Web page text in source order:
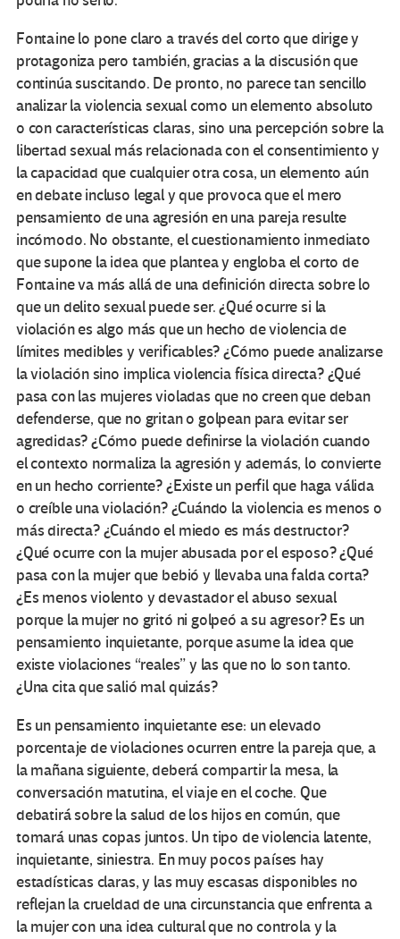
Fontaine lo pone claro a través del corto que dirige y
protagoniza pero también, gracias a la discusión que
continúa suscitando. De pronto, no parece tan sencillo
analizar la violencia sexual como un elemento absoluto
o con características claras, sino una percepción sobre la
libertad sexual más relacionada con el consentimiento y
la capacidad que cualquier otra cosa, un elemento aún
en debate incluso legal y que provoca que el mero
pensamiento de una agresión en una pareja resulte
incómodo. No obstante, el cuestionamiento inmediato
que supone la idea que plantea y engloba el corto de
Fontaine va más allá de una definición directa sobre lo
que un delito sexual puede ser. ¿Qué ocurre si la
violación es algo más que un hecho de violencia de
límites medibles y verificables? ¿Cómo puede analizarse
la violación sino implica violencia física directa? ¿Qué
pasa con las mujeres violadas que no creen que deban
defenderse, que no gritan o golpean para evitar ser
agredidas? ¿Cómo puede definirse la violación cuando
el contexto normaliza la agresión y además, lo convierte
en un hecho corriente? ¿Existe un perfil que haga válida
o creíble una violación? ¿Cuándo la violencia es menos o
más directa? ¿Cuándo el miedo es más destructor?
¿Qué ocurre con la mujer abusada por el esposo? ¿Qué
pasa con la mujer que bebió y llevaba una falda corta?
¿Es menos violento y devastador el abuso sexual
porque la mujer no gritó ni golpeó a su agresor? Es un
pensamiento inquietante, porque asume la idea que
existe violaciones “reales” y las que no lo son tanto.
¿Una cita que salió mal quizás?
Es un pensamiento inquietante ese: un elevado
porcentaje de violaciones ocurren entre la pareja que, a
la mañana siguiente, deberá compartir la mesa, la
conversación matutina, el viaje en el coche. Que
debatirá sobre la salud de los hijos en común, que
tomará unas copas juntos. Un tipo de violencia latente,
inquietante, siniestra. En muy pocos países hay
estadísticas claras, y las muy escasas disponibles no
reflejan la crueldad de una circunstancia que enfrenta a
la mujer con una idea cultural que no controla y la